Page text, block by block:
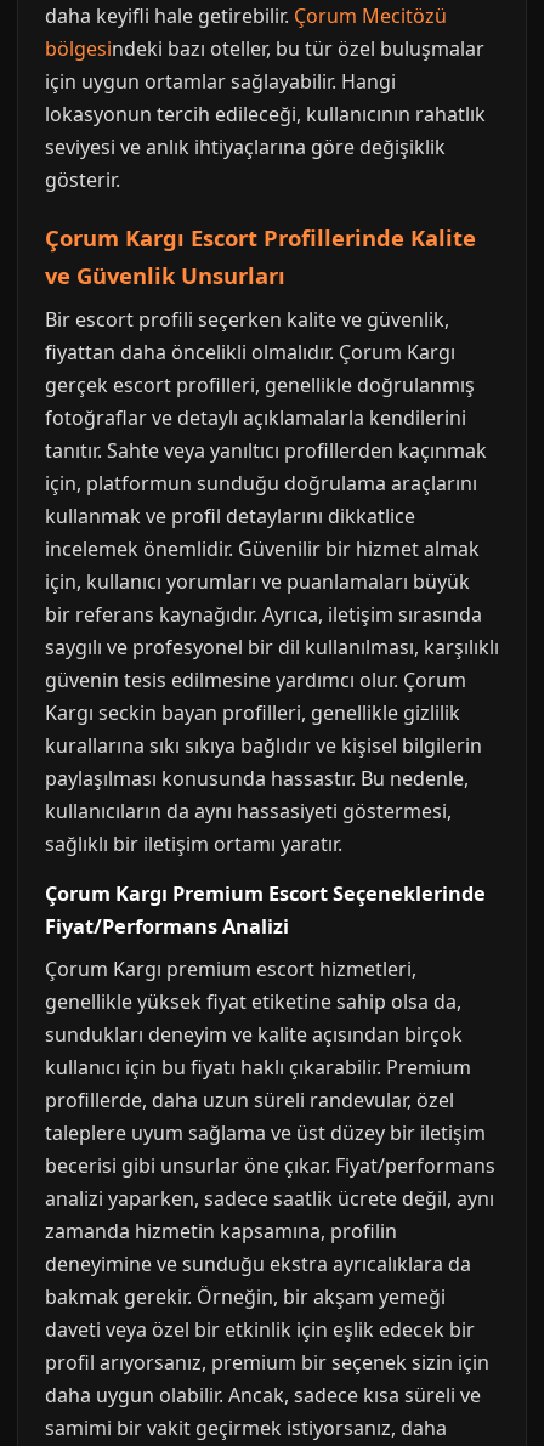
daha keyifli hale getirebilir. Çorum Mecitözü
bölgesindeki bazı oteller, bu tür özel buluşmalar
için uygun ortamlar sağlayabilir. Hangi
lokasyonun tercih edileceği, kullanıcının rahatlık
seviyesi ve anlık ihtiyaçlarına göre değişiklik
gösterir.
Çorum Kargı Escort Profillerinde Kalite
ve Güvenlik Unsurları
Bir escort profili seçerken kalite ve güvenlik,
fiyattan daha öncelikli olmalıdır. Çorum Kargı
gerçek escort profilleri, genellikle doğrulanmış
fotoğraflar ve detaylı açıklamalarla kendilerini
tanıtır. Sahte veya yanıltıcı profillerden kaçınmak
için, platformun sunduğu doğrulama araçlarını
kullanmak ve profil detaylarını dikkatlice
incelemek önemlidir. Güvenilir bir hizmet almak
için, kullanıcı yorumları ve puanlamaları büyük
bir referans kaynağıdır. Ayrıca, iletişim sırasında
saygılı ve profesyonel bir dil kullanılması, karşılıklı
güvenin tesis edilmesine yardımcı olur. Çorum
Kargı seckin bayan profilleri, genellikle gizlilik
kurallarına sıkı sıkıya bağlıdır ve kişisel bilgilerin
paylaşılması konusunda hassastır. Bu nedenle,
kullanıcıların da aynı hassasiyeti göstermesi,
sağlıklı bir iletişim ortamı yaratır.
Çorum Kargı Premium Escort Seçeneklerinde
Fiyat/Performans Analizi
Çorum Kargı premium escort hizmetleri,
genellikle yüksek fiyat etiketine sahip olsa da,
sundukları deneyim ve kalite açısından birçok
kullanıcı için bu fiyatı haklı çıkarabilir. Premium
profillerde, daha uzun süreli randevular, özel
taleplere uyum sağlama ve üst düzey bir iletişim
becerisi gibi unsurlar öne çıkar. Fiyat/performans
analizi yaparken, sadece saatlik ücrete değil, aynı
zamanda hizmetin kapsamına, profilin
deneyimine ve sunduğu ekstra ayrıcalıklara da
bakmak gerekir. Örneğin, bir akşam yemeği
daveti veya özel bir etkinlik için eşlik edecek bir
profil arıyorsanız, premium bir seçenek sizin için
daha uygun olabilir. Ancak, sadece kısa süreli ve
samimi bir vakit geçirmek istiyorsanız, daha